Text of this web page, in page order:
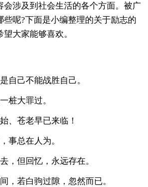
会涉及到社会生活的各个方面。被广
些呢?下面是小编整理的关于励志的
大家能够喜欢。
自己不能战胜自己。
桩大罪过。
、苍老早已来临！
事总在人为。
，但回忆，永远存在。
，若白驹过隙，忽然而已。